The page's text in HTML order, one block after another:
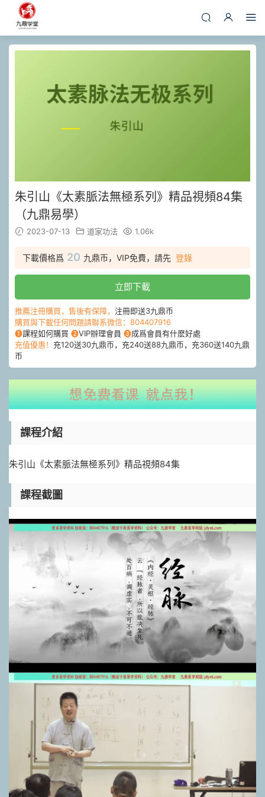
朱引山《太素脈法無極系列》精品視頻84集
（九鼎易學）
2023-07-13 道家功法 1.06k
下載價格爲 20 九鼎币，VIP免費，請先 登錄
立即下載
推薦注冊購買，售後有保障， 注冊即送3九鼎币
購買與下載任何問題請聯系微信：804407916
❶課程如何購買 ❷VIP辦理會員 ❸成爲會員有什麽好處
充值優惠！ 充120送30九鼎币，充240送88九鼎币，充360送140九鼎
币
課程介紹
朱引山《太素脈法無極系列》精品視頻84集
課程截圖